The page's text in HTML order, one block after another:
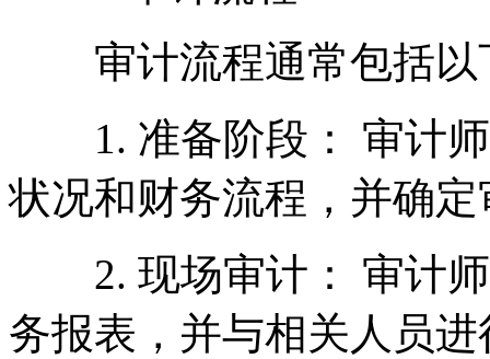
审计流程通常包括以
1. 准备阶段： 审计师
状况和财务流程，并确
2. 现场审计： 审计师
务报表，并与相关人员